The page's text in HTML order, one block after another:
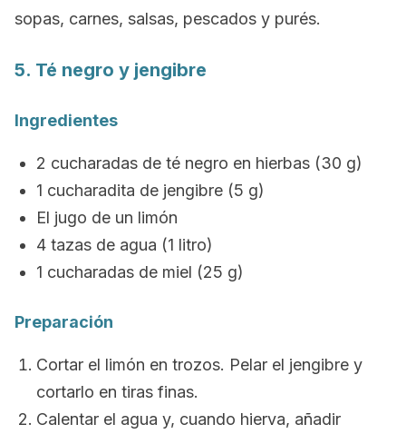
sopas, carnes, salsas, pescados y purés.
5. Té negro y jengibre
Ingredientes
2 cucharadas de té negro en hierbas (30 g)
1 cucharadita de jengibre (5 g)
El jugo de un limón
4 tazas de agua (1 litro)
1 cucharadas de miel (25 g)
Preparación
Cortar el limón en trozos. Pelar el jengibre y
cortarlo en tiras finas.
Calentar el agua y, cuando hierva, añadir